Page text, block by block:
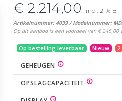
€ 2.214,00 incl. 21%
Artikelnummer: 4039 / Modelnummer:
Op dit aanbod is een voordeel van €
Op bestelling leverbaar Nieuw
GEHEUGEN
OPSLAGCAPACITEIT